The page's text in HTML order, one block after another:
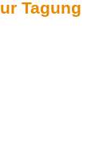
Tagung